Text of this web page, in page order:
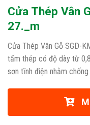
Cửa Thép Vân
27._m
Cửa Thép Vân Gỗ SGD-
tấm thép có độ dày từ
sơn tĩnh điện nhằm